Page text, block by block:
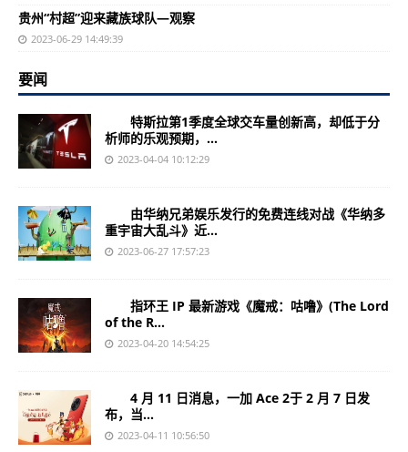
贵州“村超”迎来藏族球队—观察
2023-06-29 14:49:39
要闻
特斯拉第1季度全球交车量创新高，却低于分
析师的乐观预期，...
2023-04-04 10:12:29
由华纳兄弟娱乐发行的免费连线对战《华纳多
重宇宙大乱斗》近...
2023-06-27 17:57:23
指环王 IP 最新游戏《魔戒：咕噜》(The Lord
of the R...
2023-04-20 14:54:25
4 月 11 日消息，一加 Ace 2于 2 月 7 日发
布，当...
2023-04-11 10:56:50